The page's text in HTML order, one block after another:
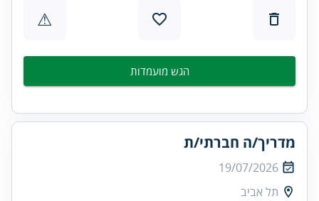
⚠
הגש מועמדות
מדריך/ה חברתי/ת
19/07/2026
תל אביב